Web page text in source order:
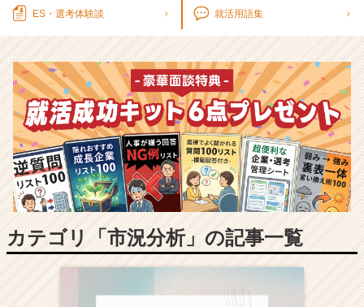
ベ
ン
チ
ャ
ー・
成
長
企
業
か
ら
ス
カ
ト
ES・選考体験談 就活用語集
カテゴリ「市況分析」の記事一覧